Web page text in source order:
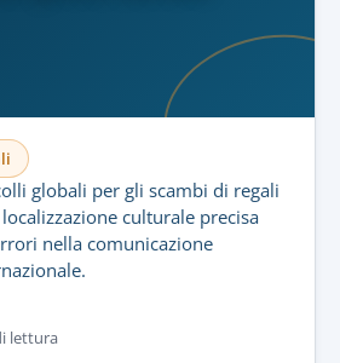
globali per gli scambi di regali
culturale precisa
nella comunicazione
lettura